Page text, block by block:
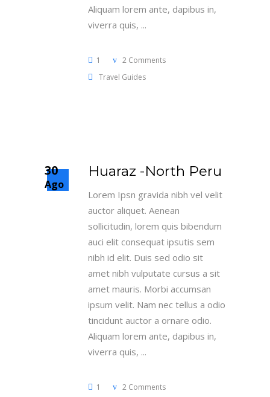
Aliquam lorem ante, dapibus in,
viverra quis,
1
2 Comments
Travel Guides
30
Ago
Huaraz -North Peru
Lorem Ipsn gravida nibh vel velit
auctor aliquet. Aenean
sollicitudin, lorem quis bibendum
auci elit consequat ipsutis sem
nibh id elit. Duis sed odio sit
amet nibh vulputate cursus a sit
amet mauris. Morbi accumsan
ipsum velit. Nam nec tellus a odio
tincidunt auctor a ornare odio.
Aliquam lorem ante, dapibus in,
viverra quis,
1
2 Comments